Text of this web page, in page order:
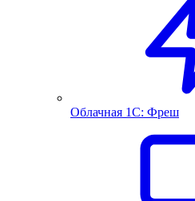
Облачная 1С: Фреш